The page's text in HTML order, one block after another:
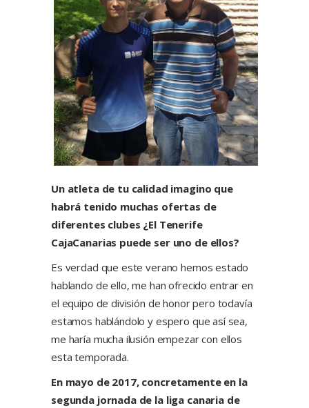
Un atleta de tu calidad imagino que
habrá tenido muchas ofertas de
diferentes clubes ¿El Tenerife
CajaCanarias puede ser uno de ellos?
Es verdad que este verano hemos estado
hablando de ello, me han ofrecido entrar en
el equipo de división de honor pero todavía
estamos hablándolo y espero que así sea,
me haría mucha ilusión empezar con ellos
esta temporada.
En mayo de 2017, concretamente en la
segunda jornada de la liga canaria de